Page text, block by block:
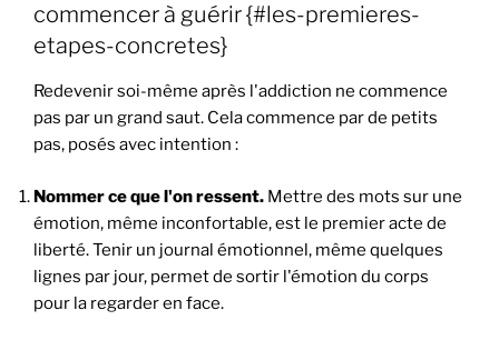
commencer à guérir {#les-premieres-
etapes-concretes}
Redevenir soi-même après l'addiction ne commence
pas par un grand saut. Cela commence par de petits
pas, posés avec intention :
Nommer ce que l'on ressent. Mettre des mots sur une
émotion, même inconfortable, est le premier acte de
liberté. Tenir un journal émotionnel, même quelques
lignes par jour, permet de sortir l'émotion du corps
pour la regarder en face.